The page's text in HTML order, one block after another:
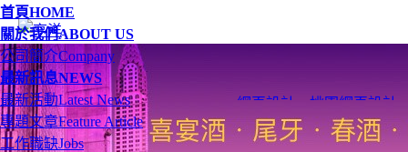
首頁HOME
關於我們ABOUT US
公司簡介Company
最新訊息NEWS
最新活動Latest News
專題文章Feature Article
工作職缺Jobs
網頁設計 桃園網頁設計